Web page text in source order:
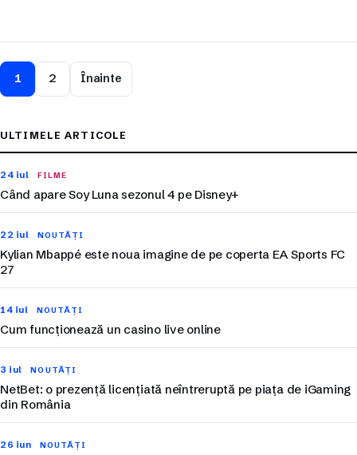
1 2 Înainte
ULTIMELE ARTICOLE
24 iul FILME
Când apare Soy Luna sezonul 4 pe Disney+
22 iul NOUTĂȚI
Kylian Mbappé este noua imagine de pe coperta EA Sports FC
27
14 iul NOUTĂȚI
Cum funcționează un casino live online
3 iul NOUTĂȚI
NetBet: o prezență licențiată neîntreruptă pe piața de iGaming
din România
26 iun NOUTĂȚI